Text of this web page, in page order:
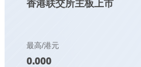
香港联交所主板上市
最高/港元
0.000